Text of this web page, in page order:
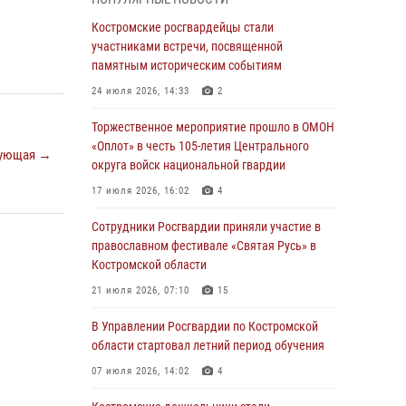
→
службой в ведомстве
31 июля 2026, 06:48 1
Костромские дошкольники стали
организованных военнослужащими и
сотрудниками Управления Росгвардии
30 июля 2026, 10:39 9
«Единых государственных услуг» для
получения услуг по линии Росгвардии
29 июля 2026, 06:26
участие в богослужении в честь князя
Владимира в Костроме
28 июля 2026, 06:14 2
Более пятидесяти поступивших сигналов
Костромские росгвардейцы стали
участниками встречи, посвященной
памятным историческим событиям
24 июля 2026, 14:33 2
Торжественное мероприятие прошло в ОМОН
«Оплот» в честь 105-летия Центрального
округа войск национальной гвардии
17 июля 2026, 16:02 4
Сотрудники Росгвардии приняли участие в
православном фестивале «Святая Русь» в
Костромской области
21 июля 2026, 07:10 15
В Управлении Росгвардии по Костромской
области стартовал летний период обучения
07 июля 2026, 14:02 4